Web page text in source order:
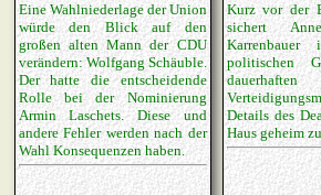
Eine Wahlniederlage der Union
würde den Blick auf den
großen alten Mann der CDU
verändern: Wolfgang Schäuble.
Der hatte die entscheidende
Rolle bei der Nominierung
Armin Laschets. Diese und
andere Fehler werden nach der
Wahl Konsequenzen haben.
Kurz vor der
sichert
Karrenbauer
politischen
Details des
Haus geheim